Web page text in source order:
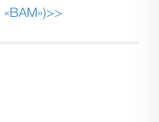
«ВАМ»)>>